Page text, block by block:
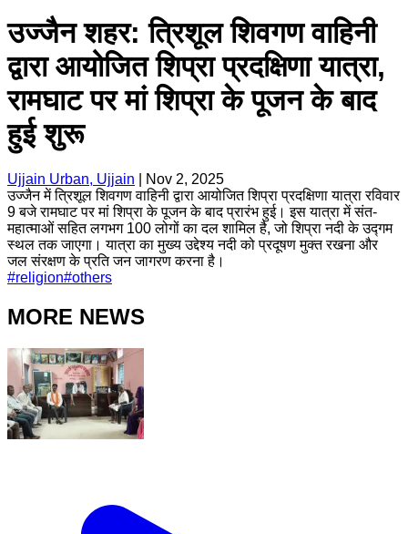
उज्जैन शहर: त्रिशूल शिवगण वाहिनी
द्वारा आयोजित शिप्रा प्रदक्षिणा यात्रा,
रामघाट पर मां शिप्रा के पूजन के बाद
हुई शुरू
Ujjain Urban, Ujjain
Nov 2, 2025
उज्जैन में त्रिशूल शिवगण वाहिनी द्वारा आयोजित शिप्रा प्रदक्षिणा यात्रा रविवार
9 बजे रामघाट पर मां शिप्रा के पूजन के बाद प्रारंभ हुई। इस यात्रा में संत-
महात्माओं सहित लगभग 100 लोगों का दल शामिल है, जो शिप्रा नदी के उद्गम
स्थल तक जाएगा। यात्रा का मुख्य उद्देश्य नदी को प्रदूषण मुक्त रखना और
जल संरक्षण के प्रति जन जागरण करना है।
#religion#others
MORE NEWS